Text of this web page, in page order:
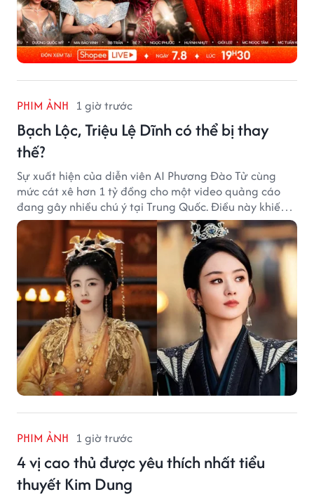
PHIM ẢNH 1 giờ trước
Bạch Lộc, Triệu Lệ Dĩnh có thể bị thay
thế?
Sự xuất hiện của diễn viên AI Phương Đào Tử cùng
mức cát xê hơn 1 tỷ đồng cho một video quảng cáo
đang gây nhiều chú ý tại Trung Quốc. Điều này khiến
không ít người đặt câu hỏi liệu những ngôi sao hàng
đầu như Bạch Lộc, Triệu Lệ Dĩnh có thể bị thay thế
trong tương lai.
PHIM ẢNH 1 giờ trước
4 vị cao thủ được yêu thích nhất tiểu
thuyết Kim Dung